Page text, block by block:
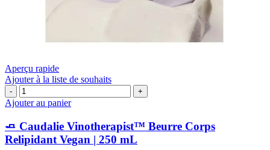
Aperçu rapide
Ajouter à la liste de souhaits
quantité
de
Caudalie
Vinotherapist™
Beurre
Ajouter au panier
🧈 Caudalie Vinotherapist™ Beurre Corps
Relipidant Vegan | 250 mL